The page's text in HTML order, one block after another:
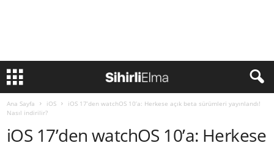
Ana Sayfa iOS
iOS 17’den watchOS 10’a: Herkese açık beta sürümleri yayınlandı!
Nasıl indirilir?
iOS 17’den watchOS 10’a: Herkese